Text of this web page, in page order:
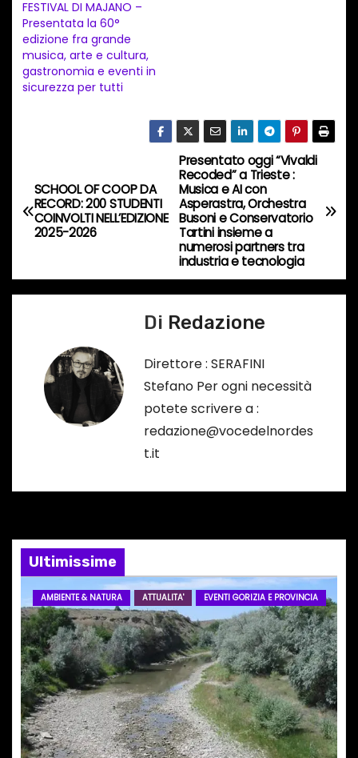
o
i
n
c
o
…
FESTIVAL DI MAJANO –
Presentata la 60°
edizione fra grande
musica, arte e cultura,
gastronomia e eventi in
sicurezza per tutti
a
v
g
a
r
t
i
c
o
l
Presentato oggi “Vivaldi
Recoded” a Trieste :
Musica e AI con
Asperastra, Orchestra
Busoni e Conservatorio
Tartini insieme a
numerosi partners tra
industria e tecnologia
SCHOOL OF COOP DA
RECORD: 200 STUDENTI
COINVOLTI NELL’EDIZIONE
2025-2026
Di Redazione
Direttore : SERAFINI
Stefano Per ogni necessità
potete scrivere a :
redazione@vocedelnordes
t.it
Ultimissime
AMBIENTE & NATURA ATTUALITA' EVENTI GORIZIA E PROVINCIA